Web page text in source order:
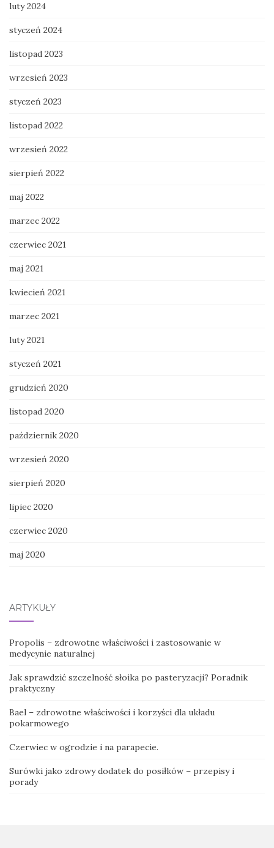
luty 2024
styczeń 2024
listopad 2023
wrzesień 2023
styczeń 2023
listopad 2022
wrzesień 2022
sierpień 2022
maj 2022
marzec 2022
czerwiec 2021
maj 2021
kwiecień 2021
marzec 2021
luty 2021
styczeń 2021
grudzień 2020
listopad 2020
październik 2020
wrzesień 2020
sierpień 2020
lipiec 2020
czerwiec 2020
maj 2020
ARTYKUŁY
Propolis – zdrowotne właściwości i zastosowanie w
medycynie naturalnej
Jak sprawdzić szczelność słoika po pasteryzacji? Poradnik
praktyczny
Bael – zdrowotne właściwości i korzyści dla układu
pokarmowego
Czerwiec w ogrodzie i na parapecie.
Surówki jako zdrowy dodatek do posiłków – przepisy i
porady